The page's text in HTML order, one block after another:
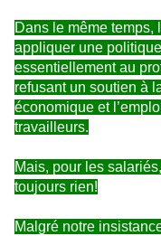
Dans le même temps,
appliquer une
essentiellement au
refusant un soutien à
économique et
travailleurs.
Mais, pour les
toujours rien!
Malgré notre